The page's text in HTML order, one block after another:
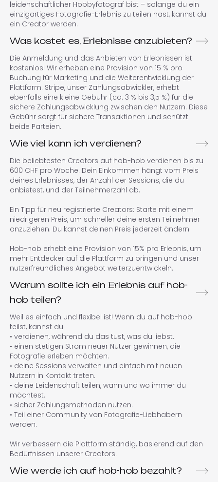
leidenschaftlicher Hobbyfotograf bist – solange du ein
einzigartiges Fotografie-Erlebnis zu teilen hast, kannst du
ein Creator werden.
Was kostet es, Erlebnisse anzubieten?
Die Anmeldung und das Anbieten von Erlebnissen ist
kostenlos! Wir erheben eine Provision von 15 % pro
Buchung für Marketing und die Weiterentwicklung der
Plattform. Stripe, unser Zahlungsabwickler, erhebt
ebenfalls eine kleine Gebühr (ca. 3 % bis 3,5 %) für die
sichere Zahlungsabwicklung zwischen den Nutzern. Diese
Gebühr sorgt für sichere Transaktionen und schützt
beide Parteien.
Wie viel kann ich verdienen?
Die beliebtesten Creators auf hob-hob verdienen bis zu
600 CHF pro Woche. Dein Einkommen hängt vom Preis
deines Erlebnisses, der Anzahl der Sessions, die du
anbietest, und der Teilnehmerzahl ab.
Ein Tipp für neu registrierte Creators: Starte mit einem
niedrigeren Preis, um schneller deine ersten Teilnehmer
anzuziehen. Du kannst deinen Preis jederzeit ändern.
Hob-hob erhebt eine Provision von 15% pro Erlebnis, um
mehr Entdecker auf die Plattform zu bringen und unser
nutzerfreundliches Angebot weiterzuentwickeln.
Warum sollte ich ein Erlebnis auf hob-
hob teilen?
Weil es einfach und flexibel ist! Wenn du auf hob-hob
teilst, kannst du
• verdienen, während du das tust, was du liebst.
• einen stetigen Strom neuer Nutzer gewinnen, die
Fotografie erleben möchten.
• deine Sessions verwalten und einfach mit neuen
Nutzern in Kontakt treten.
• deine Leidenschaft teilen, wann und wo immer du
möchtest.
• sicher Zahlungsmethoden nutzen.
• Teil einer Community von Fotografie-Liebhabern
werden.
Wir verbessern die Plattform ständig, basierend auf den
Bedürfnissen unserer Creators.
Wie werde ich auf hob-hob bezahlt?